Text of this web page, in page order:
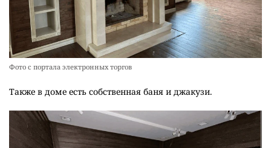
Фото с портала электронных торгов
Также в доме есть собственная баня и джакузи.